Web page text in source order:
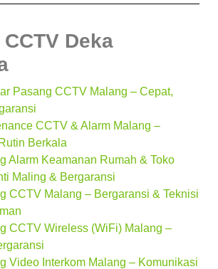
Deka
Pasang CCTV Malang – Cepat,
CCTV & Alarm Malang –
Berkala
Alarm Keamanan Rumah & Toko
Maling & Bergaransi
CCTV Malang – Bergaransi & Teknisi
CCTV Wireless (WiFi) Malang –
Video Interkom Malang – Komunikasi